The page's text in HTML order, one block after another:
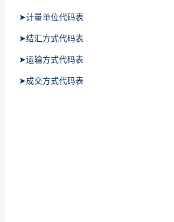
➤计量单位代码表
➤结汇方式代码表
➤运输方式代码表
➤成交方式代码表